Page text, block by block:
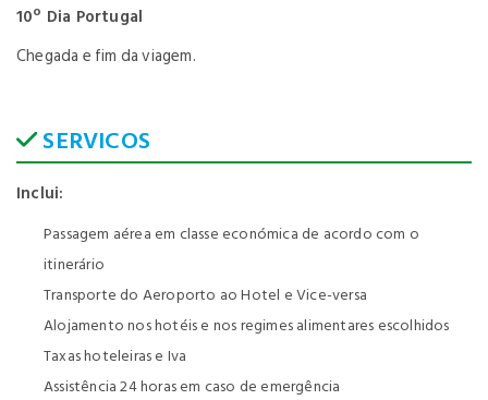
10º Dia Portugal
Chegada e fim da viagem.
SERVICOS
Inclui:
Passagem aérea em classe económica de acordo com o
itinerário
Transporte do Aeroporto ao Hotel e Vice-versa
Alojamento nos hotéis e nos regimes alimentares escolhidos
Taxas hoteleiras e Iva
Assistência 24 horas em caso de emergência